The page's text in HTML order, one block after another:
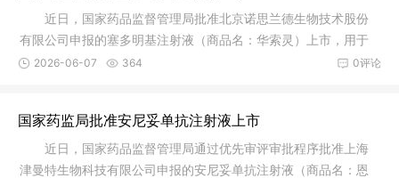
近日，国家药品监督管理局批准北京诺思兰德生物技术股份
有限公司申报的塞多明基注射液（商品名：华索灵）上市，用于
治疗不适
0评论
2026-06-07 364
国家药监局批准安尼妥单抗注射液上市
近日，国家药品监督管理局通过优先审评审批程序批准上海
津曼特生物科技有限公司申报的安尼妥单抗注射液（商品名：恩